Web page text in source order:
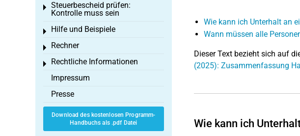
Wie kann ich Unterhalt an
Wann müssen alle
Dieser Text bezieht sich auf
(2025): Zusammenfassung
Wie kann ich
Steuerbescheid prüfen:
Kontrolle muss sein
Toggle menu
Hilfe und Beispiele
Toggle menu
Rechner
Toggle menu
Rechtliche Informationen
Toggle menu
Impressum
Presse
Download des kostenlosen Programm-
Handbuchs als .pdf Datei